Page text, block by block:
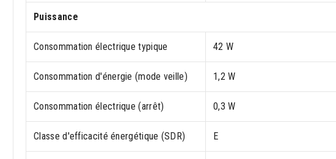
Puissance
Consommation électrique typique 42 W
Consommation d'énergie (mode veille) 1,2 W
Consommation électrique (arrêt) 0,3 W
Classe d'efficacité énergétique (SDR) E